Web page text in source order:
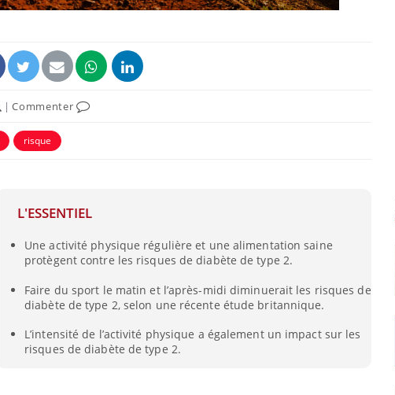
|Commenter
risque
L'ESSENTIEL
Une activité physique régulière et une alimentation saine
protègent contre les risques de diabète de type 2.
Faire du sport le matin et l’après-midi diminuerait les risques de
diabète de type 2, selon une récente étude britannique.
L’intensité de l’activité physique a également un impact sur les
risques de diabète de type 2.
Pourquoi manger moins
de protéines pourrait
que dit la science